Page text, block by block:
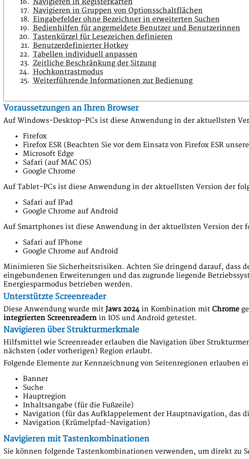
Navigieren in Gruppen von Optionsschaltflächen
Eingabefelder ohne Bezeichner in erweiterten Suchen
Bedienhilfen für angemeldete Benutzer und Benutzerinnen
Tastenkürzel für Lesezeichen definieren
Benutzerdefinierter Hotkey
Tabellen individuell anpassen
Zeitliche Beschränkung der Sitzung
Hochkontrastmodus
Weiterführende Informationen zur Bedienung
Voraussetzungen an Ihren Browser
Auf Windows-Desktop-PCs ist diese Anwendung in der aktuellsten
Firefox
Firefox ESR (Beachten Sie vor dem Einsatz von Firefox ESR
Microsoft Edge
Safari (auf MAC OS)
Google Chrome
Auf Tablet-PCs ist diese Anwendung in der aktuellsten Version der
Safari auf IPad
Google Chrome auf Android
Auf Smartphones ist diese Anwendung in der aktuellsten Version der
Safari auf IPhone
Google Chrome auf Android
Minimieren Sie Sicherheitsrisiken. Achten Sie dringend darauf, dass
eingebundenen Erweiterungen und das zugrunde liegende
Energiesparmodus betrieben werden.
Unterstützte Screenreader
Diese Anwendung wurde mit Jaws 2024 in Kombination mit Chrome
integrierten Screenreadern in IOS und Android getestet.
Navigieren über Strukturmerkmale
Hilfsmittel wie Screenreader erlauben die Navigation über
nächsten (oder vorherigen) Region erlaubt.
Folgende Elemente zur Kennzeichnung von Seitenregionen erlauben
Banner
Suche
Hauptregion
Inhaltsangabe (für die Fußzeile)
Navigation (für das Aufklappelement der Hauptnavigation, das
Navigation (Krümelpfad-Navigation)
Navigieren mit Tastenkombinationen
Sie können folgende Tastenkombinationen verwenden, um direkt zu